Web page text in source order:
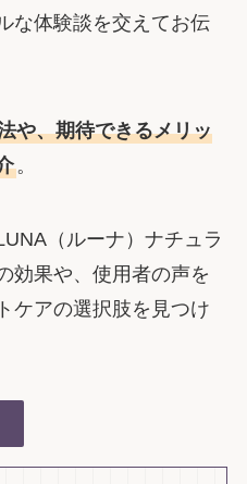
な体験談を交えてお伝
や、期待できるメリッ
。
（ルーナ）ナチュラ
効果や、使用者の声を
ケアの選択肢を見つけ